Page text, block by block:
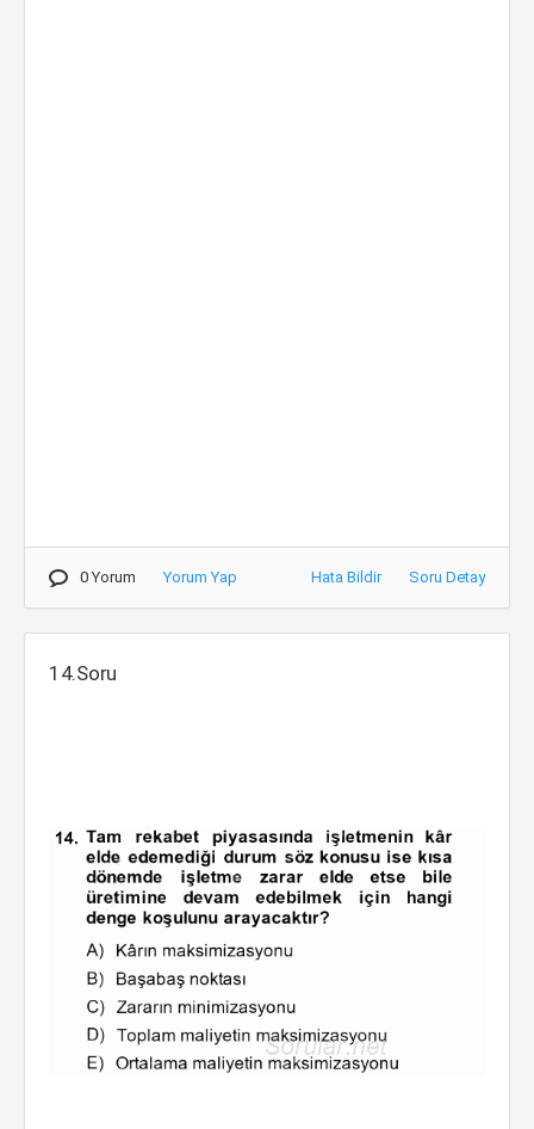
0 Yorum Yorum Yap Hata Bildir Soru Detay
14.Soru